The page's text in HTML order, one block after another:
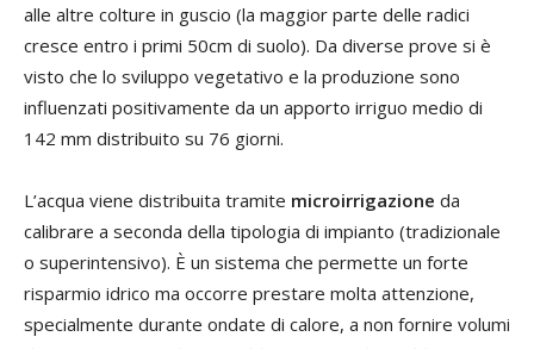
alle altre colture in guscio (la maggior parte delle radici
cresce entro i primi 50cm di suolo). Da diverse prove si è
visto che lo sviluppo vegetativo e la produzione sono
influenzati positivamente da un apporto irriguo medio di
142 mm distribuito su 76 giorni.
L’acqua viene distribuita tramite microirrigazione da
calibrare a seconda della tipologia di impianto (tradizionale
o superintensivo). È un sistema che permette un forte
risparmio idrico ma occorre prestare molta attenzione,
specialmente durante ondate di calore, a non fornire volumi